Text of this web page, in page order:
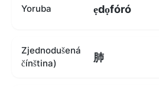
Yoruba ẹdọfóró
Zjednodušená
čínština)
肺